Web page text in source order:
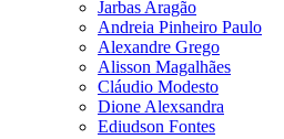
Jarbas Aragão
Andreia Pinheiro Paulo
Alexandre Grego
Alisson Magalhães
Cláudio Modesto
Dione Alexsandra
Ediudson Fontes